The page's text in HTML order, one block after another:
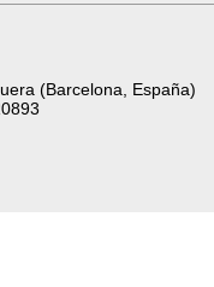
(Barcelona, España)